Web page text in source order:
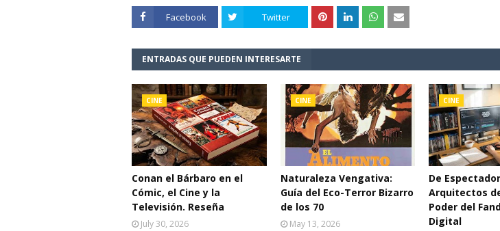
Facebook Twitter
ENTRADAS QUE PUEDEN INTERESARTE
CINE
Conan el Bárbaro en el
Cómic, el Cine y la
Televisión. Reseña
July 30, 2026
CINE
Naturaleza Vengativa:
Guía del Eco-Terror Bizarro
de los 70
May 13, 2026
CINE
De
Arquitectos
Poder del
Digital